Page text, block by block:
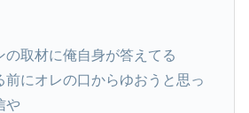
の取材に俺自身が答えてる
前にオレの口からゆおうと思っ
や